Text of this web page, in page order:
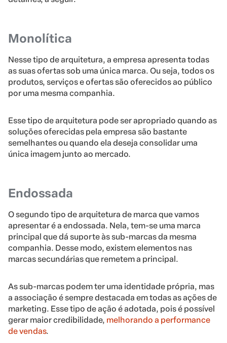
Monolítica
Nesse tipo de arquitetura, a empresa apresenta todas
as suas ofertas sob uma única marca. Ou seja, todos os
produtos, serviços e ofertas são oferecidos ao público
por uma mesma companhia.
Esse tipo de arquitetura pode ser apropriado quando as
soluções oferecidas pela empresa são bastante
semelhantes ou quando ela deseja consolidar uma
única imagem junto ao mercado.
Endossada
O segundo tipo de arquitetura de marca que vamos
apresentar é a endossada. Nela, tem-se uma marca
principal que dá suporte às sub-marcas da mesma
companhia. Desse modo, existem elementos nas
marcas secundárias que remetem a principal.
As sub-marcas podem ter uma identidade própria, mas
a associação é sempre destacada em todas as ações de
marketing. Esse tipo de ação é adotada, pois é possível
gerar maior credibilidade, melhorando a performance
de vendas.